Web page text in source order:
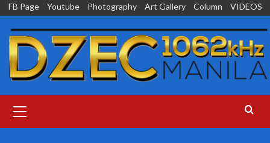
Skip
content
FB Page Youtube Photography Art Gallery Column VIDEOS
Menu